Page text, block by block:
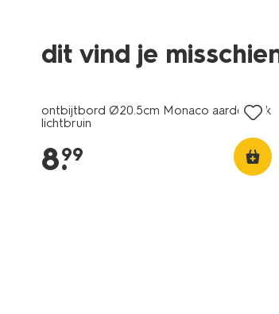
dit vind je
ontbijtbord Ø20.5cm Monaco aardewerk
lichtbruin
8.
99